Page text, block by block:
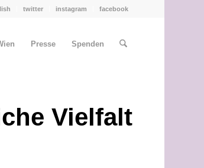
twitter instagram facebook
Presse Spenden
Vielfalt